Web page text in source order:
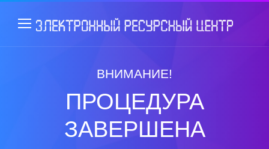
ВНИМАНИЕ!
ПРОЦЕДУРА
ЗАВЕРШЕНА